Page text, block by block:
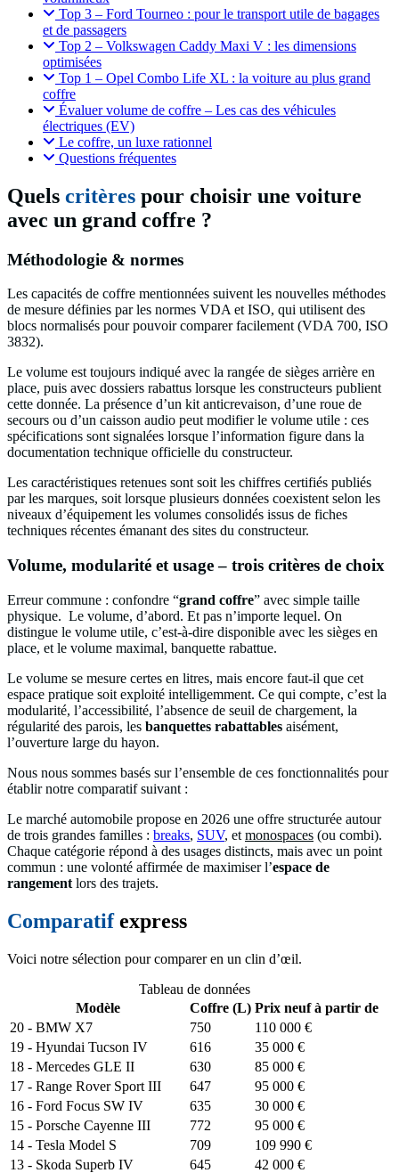
Top 3 – Ford Tourneo : pour le transport utile de bagages
et de passagers
Top 2 – Volkswagen Caddy Maxi V : les dimensions
optimisées
Top 1 – Opel Combo Life XL : la voiture au plus grand
coffre
Évaluer volume de coffre – Les cas des véhicules
électriques (EV)
Le coffre, un luxe rationnel
Questions fréquentes
Quels critères pour choisir une voiture
avec un grand coffre ?
Méthodologie & normes
Les capacités de coffre mentionnées suivent les nouvelles méthodes
de mesure définies par les normes VDA et ISO, qui utilisent des
blocs normalisés pour pouvoir comparer facilement (VDA 700, ISO
3832).
Le volume est toujours indiqué avec la rangée de sièges arrière en
place, puis avec dossiers rabattus lorsque les constructeurs publient
cette donnée. La présence d’un kit anticrevaison, d’une roue de
secours ou d’un caisson audio peut modifier le volume utile : ces
spécifications sont signalées lorsque l’information figure dans la
documentation technique officielle du constructeur.
Les caractéristiques retenues sont soit les chiffres certifiés publiés
par les marques, soit lorsque plusieurs données coexistent selon les
niveaux d’équipement les volumes consolidés issus de fiches
techniques récentes émanant des sites du constructeur.
Volume, modularité et usage – trois critères de choix
Erreur commune : confondre “grand coffre” avec simple taille
physique. Le volume, d’abord. Et pas n’importe lequel. On
distingue le volume utile, c’est-à-dire disponible avec les sièges en
place, et le volume maximal, banquette rabattue.
Le volume se mesure certes en litres, mais encore faut-il que cet
espace pratique soit exploité intelligemment. Ce qui compte, c’est la
modularité, l’accessibilité, l’absence de seuil de chargement, la
régularité des parois, les banquettes rabattables aisément,
l’ouverture large du hayon.
Nous nous sommes basés sur l’ensemble de ces fonctionnalités pour
établir notre comparatif suivant :
Le marché automobile propose en 2026 une offre structurée autour
de trois grandes familles : breaks, SUV, et monospaces (ou combi).
Chaque catégorie répond à des usages distincts, mais avec un point
commun : une volonté affirmée de maximiser l’espace de
rangement lors des trajets.
Comparatifexpress
Voici notre sélection pour comparer en un clin d’œil.
Tableau de données
Modèle
Coffre (L) Prix neuf à partir de
20 - BMW X7
750
110 000 €
19 - Hyundai Tucson IV
616
35 000 €
18 - Mercedes GLE II
630
85 000 €
17 - Range Rover Sport III
647
95 000 €
16 - Ford Focus SW IV
635
30 000 €
15 - Porsche Cayenne III
772
95 000 €
14 - Tesla Model S
709
109 990 €
13 - Skoda Superb IV
645
42 000 €